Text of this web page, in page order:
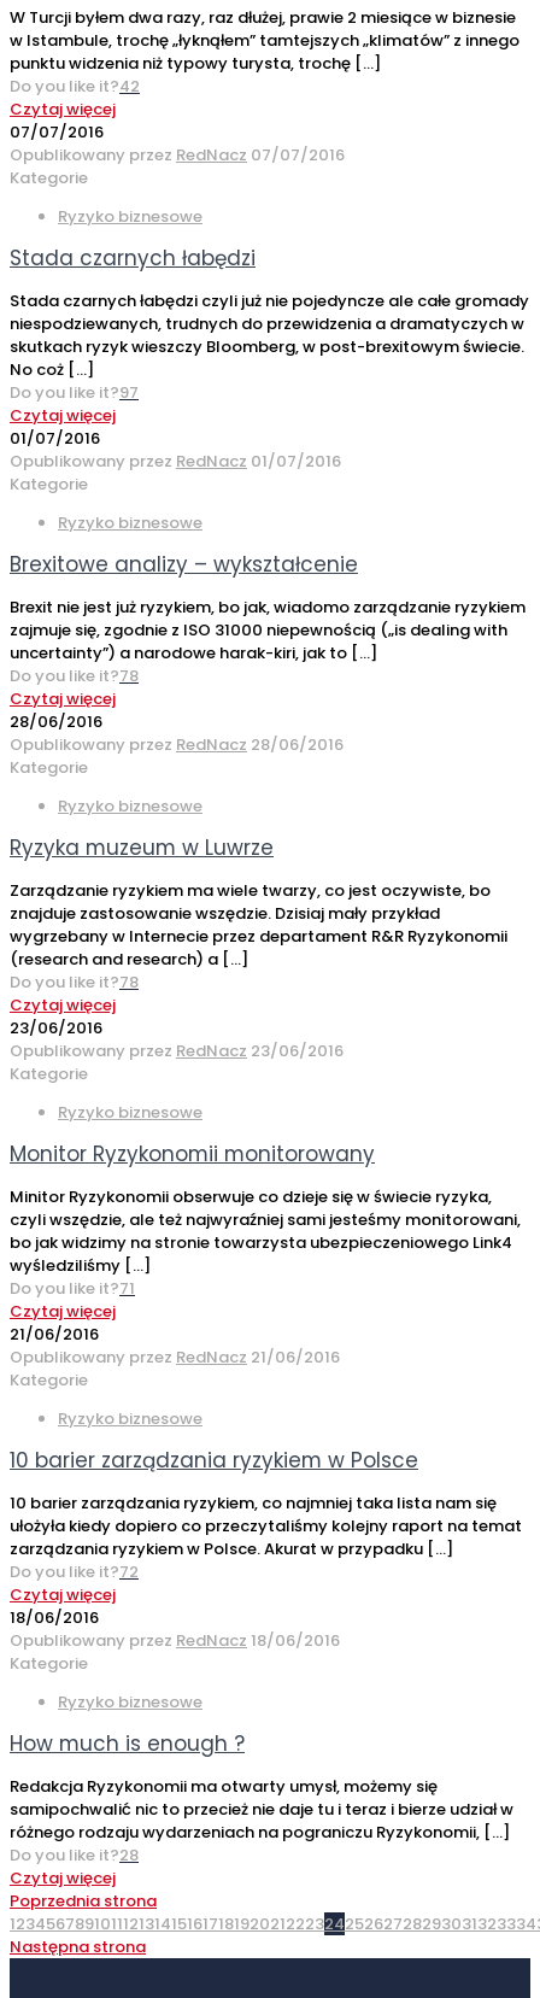
W Turcji byłem dwa razy, raz dłużej, prawie 2 miesiące w biznesie
w Istambule, trochę „łyknąłem” tamtejszych „klimatów” z innego
punktu widzenia niż typowy turysta, trochę […]
Do you like it?42
Czytaj więcej
07/07/2016
Opublikowany przez RedNacz 07/07/2016
Kategorie
Ryzyko biznesowe
Stada czarnych łabędzi
Stada czarnych łabędzi czyli już nie pojedyncze ale całe gromady
niespodziewanych, trudnych do przewidzenia a dramatyczych w
skutkach ryzyk wieszczy Bloomberg, w post-brexitowym świecie.
No coż […]
Do you like it?97
Czytaj więcej
01/07/2016
Opublikowany przez RedNacz 01/07/2016
Kategorie
Ryzyko biznesowe
Brexitowe analizy – wykształcenie
Brexit nie jest już ryzykiem, bo jak, wiadomo zarządzanie ryzykiem
zajmuje się, zgodnie z ISO 31000 niepewnością („is dealing with
uncertainty”) a narodowe harak-kiri, jak to […]
Do you like it?78
Czytaj więcej
28/06/2016
Opublikowany przez RedNacz 28/06/2016
Kategorie
Ryzyko biznesowe
Ryzyka muzeum w Luwrze
Zarządzanie ryzykiem ma wiele twarzy, co jest oczywiste, bo
znajduje zastosowanie wszędzie. Dzisiaj mały przykład
wygrzebany w Internecie przez departament R&R Ryzykonomii
(research and research) a […]
Do you like it?78
Czytaj więcej
23/06/2016
Opublikowany przez RedNacz 23/06/2016
Kategorie
Ryzyko biznesowe
Monitor Ryzykonomii monitorowany
Minitor Ryzykonomii obserwuje co dzieje się w świecie ryzyka,
czyli wszędzie, ale też najwyraźniej sami jesteśmy monitorowani,
bo jak widzimy na stronie towarzysta ubezpieczeniowego Link4
wyśledziliśmy […]
Do you like it?71
Czytaj więcej
21/06/2016
Opublikowany przez RedNacz 21/06/2016
Kategorie
Ryzyko biznesowe
10 barier zarządzania ryzykiem w Polsce
10 barier zarządzania ryzykiem, co najmniej taka lista nam się
ułożyła kiedy dopiero co przeczytaliśmy kolejny raport na temat
zarządzania ryzykiem w Polsce. Akurat w przypadku […]
Do you like it?72
Czytaj więcej
18/06/2016
Opublikowany przez RedNacz 18/06/2016
Kategorie
Ryzyko biznesowe
How much is enough ?
Redakcja Ryzykonomii ma otwarty umysł, możemy się
samipochwalić nic to przecież nie daje tu i teraz i bierze udział w
różnego rodzaju wydarzeniach na pograniczu Ryzykonomii, […]
Do you like it?28
Czytaj więcej
Poprzednia strona
12345678910111213141516171819202122232425262728293031323334
Następna strona